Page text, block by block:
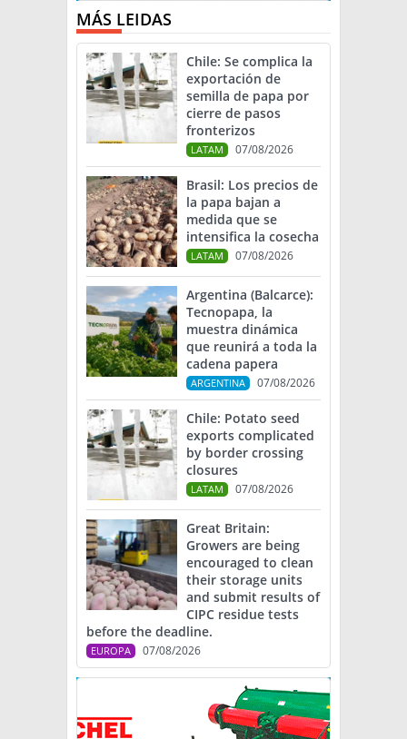
MÁS LEIDAS
Chile: Se complica la
exportación de
semilla de papa por
cierre de pasos
fronterizos
LATAM 07/08/2026
Brasil: Los precios de
la papa bajan a
medida que se
intensifica la cosecha
LATAM 07/08/2026
Argentina (Balcarce):
Tecnopapa, la
muestra dinámica
que reunirá a toda la
cadena papera
ARGENTINA 07/08/2026
Chile: Potato seed
exports complicated
by border crossing
closures
LATAM 07/08/2026
Great Britain:
Growers are being
encouraged to clean
their storage units
and submit results of
CIPC residue tests
before the deadline.
EUROPA 07/08/2026